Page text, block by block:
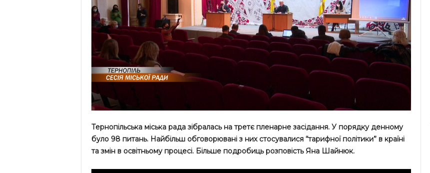
Тернопільська міська рада зібралась на третє пленарне засідання. У порядку денному
було 98 питань. Найбільш обговорювані з них стосувалися “тарифної політики” в країні
та змін в освітньому процесі. Більше подробиць розповість Яна Шайнюк.